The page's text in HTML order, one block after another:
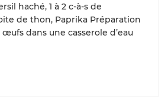
haché, 1 à 2 c-à-s de
de thon, Paprika Préparation
dans une casserole d’eau